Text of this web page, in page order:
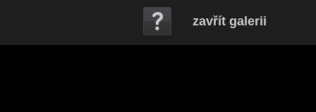
zavřít galerii